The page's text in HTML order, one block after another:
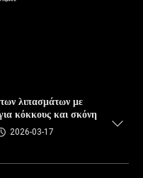
λιπασμάτων με
κόκκους και σκόνη
2026-03-17